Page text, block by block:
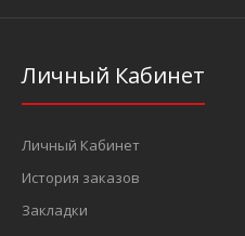
Личный Кабинет
Личный Кабинет
История заказов
Закладки